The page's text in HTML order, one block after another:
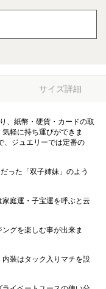
サイズ詳細
、紙幣・硬貨・カードの取
軽に持ち運びができま
、ジュエリーでは定番の
った「双子姉妹」のよう
庭運・子宝運を呼ぶと云
グを楽しむ事が出来ま
装はタック入りマチを設